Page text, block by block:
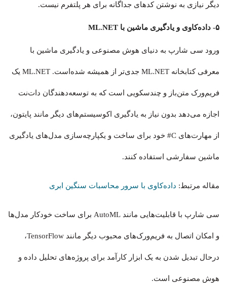
دیگر نیازی به نوشتن کدهای جداگانه برای هر پلتفرم نیست.
۵- داده‌کاوی و یادگیری ماشین با ML.NET
ورود سی شارپ به دنیای هوش مصنوعی و یادگیری ماشین با
معرفی کتابخانه ML.NET جدی‌تر از همیشه شده‌است. ML.NET یک
فریم‌ورک متن‌باز و چندسکویی است که به توسعه‌دهندگان دات‌نت
اجازه می‌دهد بدون نیاز به یادگیری اکوسیستم‌های دیگر مانند پایتون،
از مهارت‌های C# خود برای ساخت و یکپارچه‌سازی مدل‌های یادگیری
ماشین سفارشی استفاده کنند.
مقاله مرتبط: داده‌کاوی با سرور محاسبات سنگین ابری
سی شارپ با قابلیت‌هایی مانند AutoML برای ساخت خودکار مدل‌ها
و امکان اتصال به فریم‌ورک‌های محبوب دیگر مانند TensorFlow،
درحال تبدیل شدن به یک ابزار کارآمد برای پروژه‌های تحلیل داده و
هوش مصنوعی است.